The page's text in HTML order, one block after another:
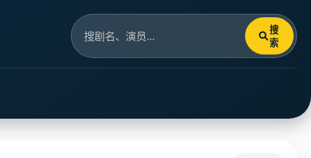
搜
索